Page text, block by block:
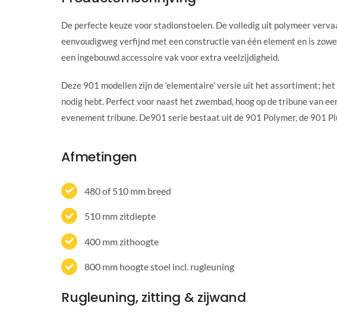
De perfecte keuze voor stadionstoelen. De volledig uit polymeer
eenvoudigweg verfijnd met een constructie van één element en is
een ingebouwd accessoire vak voor extra veelzijdigheid.
Deze 901 modellen zijn de ‘elementaire’ versie uit het assortiment;
nodig hebt. Perfect voor naast het zwembad, hoog op de tribune van
evenement tribune. De901 serie bestaat uit de 901 Polymer, de 901
Afmetingen
480 of 510 mm breed
510 mm zitdiepte
400 mm zithoogte
800 mm hoogte stoel incl. rugleuning
Rugleuning, zitting & zijwand